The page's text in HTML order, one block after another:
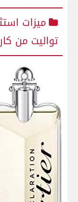
ميزات
تواليت من